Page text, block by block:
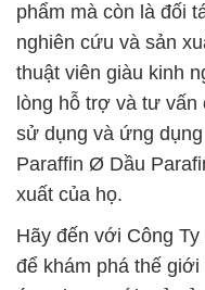
phẩm mà còn là đối
nghiên cứu và sản
thuật viên giàu kinh
lòng hỗ trợ và tư vấn
sử dụng và ứng
Paraffin Ø Dầu
xuất của họ.
Hãy đến với Công
để khám phá thế